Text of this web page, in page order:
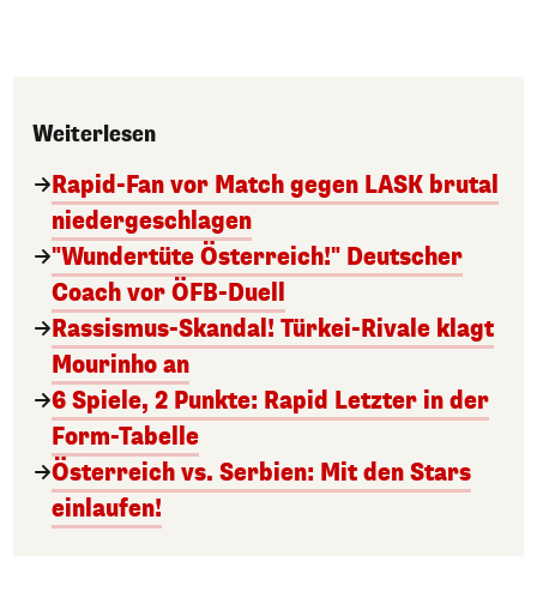
Weiterlesen
Rapid-Fan vor Match gegen LASK brutal
niedergeschlagen
"Wundertüte Österreich!" Deutscher
Coach vor ÖFB-Duell
Rassismus-Skandal! Türkei-Rivale klagt
Mourinho an
6 Spiele, 2 Punkte: Rapid Letzter in der
Form-Tabelle
Österreich vs. Serbien: Mit den Stars
einlaufen!